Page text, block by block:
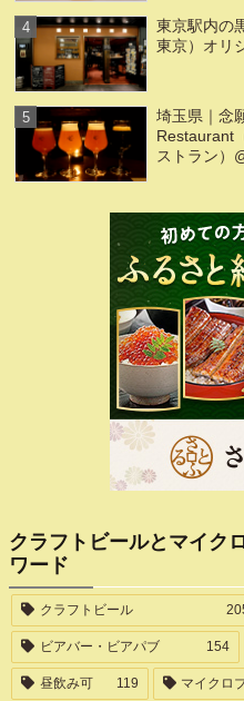
東京駅内の
東京）オリ
埼玉県｜念
Restaurant
ストラン）
クラフトビールとマイク
ワード
クラフトビール
ビアバー・ビアパブ 154
昼飲み可 119 マイクロ